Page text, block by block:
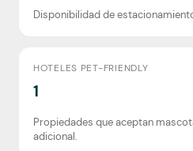
Disponibilidad de
HOTELES PET-FRIENDLY
1
Propiedades que aceptan
adicional.